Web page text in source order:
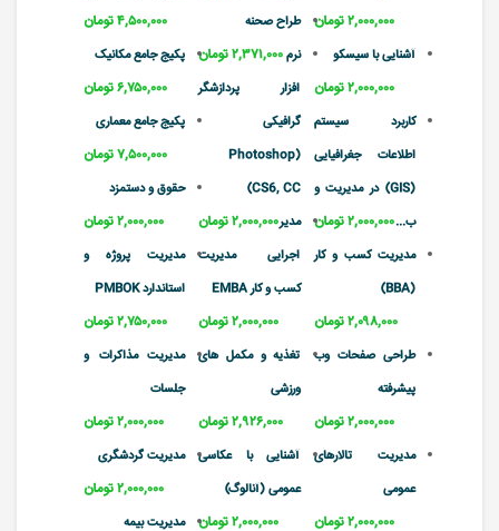
۲,۰۰۰,۰۰۰ تومان
آشنایی با سیسکو
۲,۰۰۰,۰۰۰ تومان
کاربرد سیستم
اطلاعات جغرافیایی
(GIS) در مدیریت و
ب...۲,۰۰۰,۰۰۰ تومان
مدیریت کسب و کار
(BBA)
۲,۰۹۸,۰۰۰ تومان
طراحی صفحات وب
پیشرفته
۲,۰۰۰,۰۰۰ تومان
مدیریت تالارهای
عمومی
۲,۰۰۰,۰۰۰ تومان
طراح صحنه
۲,۳۷۱,۰۰۰ توماننرم
افزار پردازشگر
گرافیکی
(Photoshop
CS6, CC)
۲,۰۰۰,۰۰۰ تومانمدیر
اجرایی مدیریت
کسب و کار EMBA
۲,۰۰۰,۰۰۰ تومان
تغذیه و مکمل های
ورزشی
۲,۹۲۶,۰۰۰ تومان
آشنایی با عکاسی
عمومی (آنالوگ)
۲,۰۰۰,۰۰۰ تومان
۴,۵۰۰,۰۰۰ تومان
پکیج جامع مکانیک
۶,۷۵۰,۰۰۰ تومان
پکیج جامع معماری
۷,۵۰۰,۰۰۰ تومان
حقوق و دستمزد
۲,۰۰۰,۰۰۰ تومان
مدیریت پروژه و
استاندارد PMBOK
۲,۷۵۰,۰۰۰ تومان
مدیریت مذاکرات و
جلسات
۲,۰۰۰,۰۰۰ تومان
مدیریت گردشگری
۲,۰۰۰,۰۰۰ تومان
مدیریت بیمه